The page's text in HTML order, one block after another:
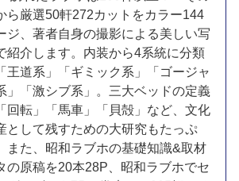
ら厳選50軒272カットをカラー144
ジ、著者自身の撮影による美しい写
紹介します。内装から4系統に分類
王道系」「ギミック系」「ゴージャ
」「激シブ系」。三大ベッドの定義
回転」「馬車」「貝殻」など、文化
として残すための大研究もたっぷ
また、昭和ラブホの基礎知識&取材
の原稿を20本28P、昭和ラブホでセ